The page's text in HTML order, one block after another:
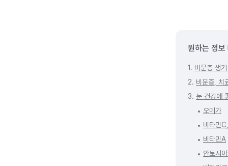
원하는 정보
1. 비문증 생
2. 비문증, 치
3. 눈 건강에
오메가
비타민
비타민A
안토시